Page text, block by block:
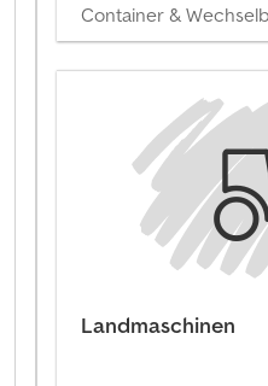
Container &
Landmaschinen